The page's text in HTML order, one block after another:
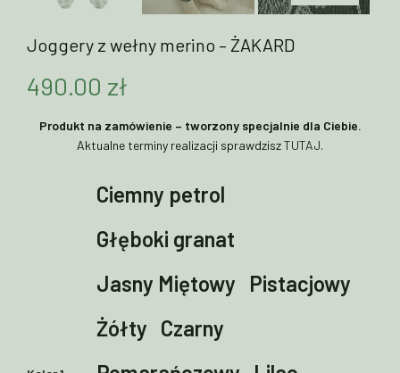
Joggery z wełny merino – ŻAKARD
490.00 zł
Produkt na zamówienie – tworzony specjalnie dla Ciebie.
Aktualne terminy realizacji sprawdziszTUTAJ.
Ciemny petrol
Głęboki granat
Jasny Miętowy
Pistacjowy
Żółty Czarny